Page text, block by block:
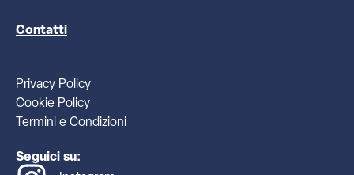
Contatti
Privacy Policy
Cookie Policy
Termini e Condizioni
Seguici su: